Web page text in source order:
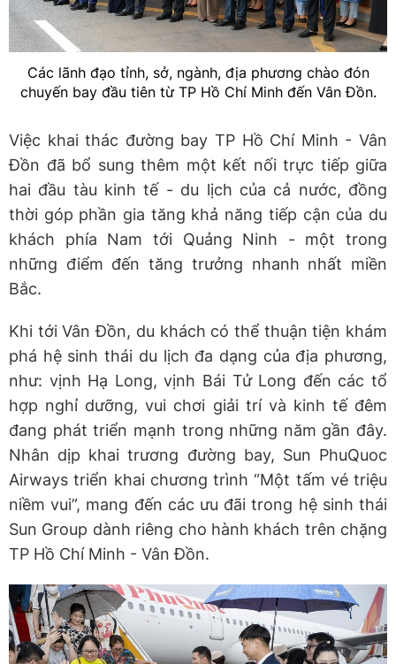
Các lãnh đạo tỉnh, sở, ngành, địa phương chào đón
chuyến bay đầu tiên từ TP Hồ Chí Minh đến Vân Đồn.
Việc khai thác đường bay TP Hồ Chí Minh - Vân
Đồn đã bổ sung thêm một kết nối trực tiếp giữa
hai đầu tàu kinh tế - du lịch của cả nước, đồng
thời góp phần gia tăng khả năng tiếp cận của du
khách phía Nam tới Quảng Ninh - một trong
những điểm đến tăng trưởng nhanh nhất miền
Bắc.
Khi tới Vân Đồn, du khách có thể thuận tiện khám
phá hệ sinh thái du lịch đa dạng của địa phương,
như: vịnh Hạ Long, vịnh Bái Tử Long đến các tổ
hợp nghỉ dưỡng, vui chơi giải trí và kinh tế đêm
đang phát triển mạnh trong những năm gần đây.
Nhân dịp khai trương đường bay, Sun PhuQuoc
Airways triển khai chương trình “Một tấm vé triệu
niềm vui”, mang đến các ưu đãi trong hệ sinh thái
Sun Group dành riêng cho hành khách trên chặng
TP Hồ Chí Minh - Vân Đồn.